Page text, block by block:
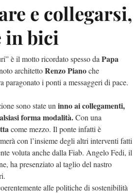
e collegarsi,
in bici
è il motto ricordato spesso da Papa
architettoRenzo Pianoche
paragonato i ponti a messaggeri di pace.
sono state un inno ai collegamenti,
forma modalità.Con una
come mezzo. Il ponte infatti è
con l’insieme degli altri interventi fatti
voluta anche dalla Fiab. Angelo Fedi, il
ha presenziato al taglio del nastro
alle politiche di sostenibilità